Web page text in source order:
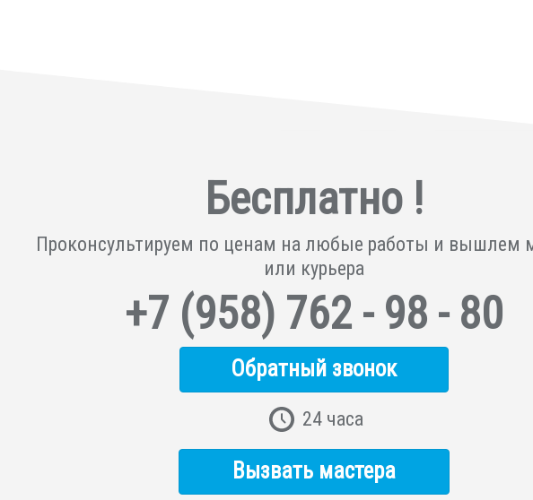
Бесплатно !
Проконсультируем по ценам на любые работы и вышлем
или курьера
+7 (958) 762 - 98 - 80
Обратный звонок
24 часа
Вызвать мастера